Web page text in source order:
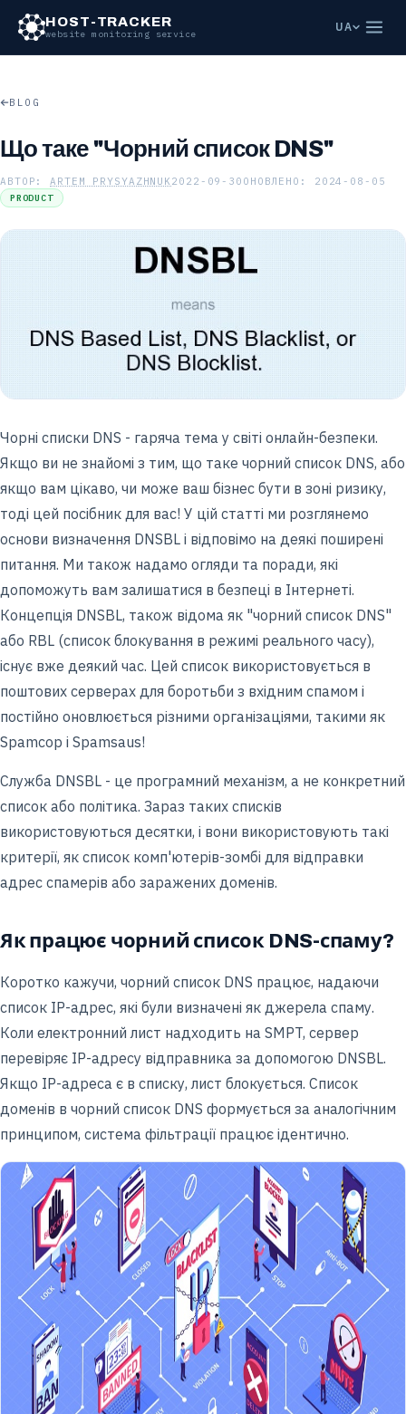
Перейти до основного вмісту
HOST-TRACKER
website monitoring service
UA
BLOG
Що таке "Чорний список DNS"
АВТОР:ARTEM PRYSYAZHNUK 2022-09-30 ОНОВЛЕНО: 2024-08-05
PRODUCT
Чорні списки DNS - гаряча тема у світі онлайн-безпеки.
Якщо ви не знайомі з тим, що таке чорний список DNS, або
якщо вам цікаво, чи може ваш бізнес бути в зоні ризику,
тоді цей посібник для вас! У цій статті ми розглянемо
основи визначення DNSBL і відповімо на деякі поширені
питання. Ми також надамо огляди та поради, які
допоможуть вам залишатися в безпеці в Інтернеті.
Концепція DNSBL, також відома як "чорний список DNS"
або RBL (список блокування в режимі реального часу),
існує вже деякий час. Цей список використовується в
поштових серверах для боротьби з вхідним спамом і
постійно оновлюється різними організаціями, такими як
Spamcop і Spamsaus!
Служба DNSBL - це програмний механізм, а не конкретний
список або політика. Зараз таких списків
використовуються десятки, і вони використовують такі
критерії, як список комп'ютерів-зомбі для відправки
адрес спамерів або заражених доменів.
Як працює чорний список DNS-спаму?
Коротко кажучи, чорний список DNS працює, надаючи
список IP-адрес, які були визначені як джерела спаму.
Коли електронний лист надходить на SMPT, сервер
перевіряє IP-адресу відправника за допомогою DNSBL.
Якщо IP-адреса є в списку, лист блокується. Список
доменів в чорний список DNS формується за аналогічним
принципом, система фільтрації працює ідентично.